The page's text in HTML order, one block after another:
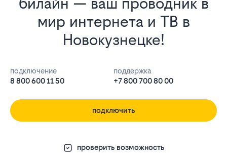
мир интернета и ТВ в
Новокузнецке!
подключение
8 800 600 11 50
поддержка
+7 800 700 80 00
подключить
проверить возможность